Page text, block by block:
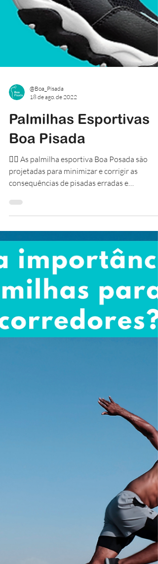
18 de ago. de 2022
Palmilhas Esportivas
Boa Pisada
🏃‍♂️ As palmilha esportiva Boa Posada são
projetadas para minimizar e corrigir as
consequências de pisadas erradas e
sobrecarga causadas...